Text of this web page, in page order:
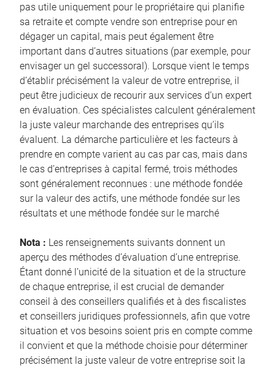
pas utile uniquement pour le propriétaire qui planifie
sa retraite et compte vendre son entreprise pour en
dégager un capital, mais peut également être
important dans d’autres situations (par exemple, pour
envisager un gel successoral). Lorsque vient le temps
d’établir précisément la valeur de votre entreprise, il
peut être judicieux de recourir aux services d’un expert
en évaluation. Ces spécialistes calculent généralement
la juste valeur marchande des entreprises qu’ils
évaluent. La démarche particulière et les facteurs à
prendre en compte varient au cas par cas, mais dans
le cas d’entreprises à capital fermé, trois méthodes
sont généralement reconnues : une méthode fondée
sur la valeur des actifs, une méthode fondée sur les
résultats et une méthode fondée sur le marché
Nota : Les renseignements suivants donnent un
aperçu des méthodes d’évaluation d’une entreprise.
Étant donné l’unicité de la situation et de la structure
de chaque entreprise, il est crucial de demander
conseil à des conseillers qualifiés et à des fiscalistes
et conseillers juridiques professionnels, afin que votre
situation et vos besoins soient pris en compte comme
il convient et que la méthode choisie pour déterminer
précisément la juste valeur de votre entreprise soit la